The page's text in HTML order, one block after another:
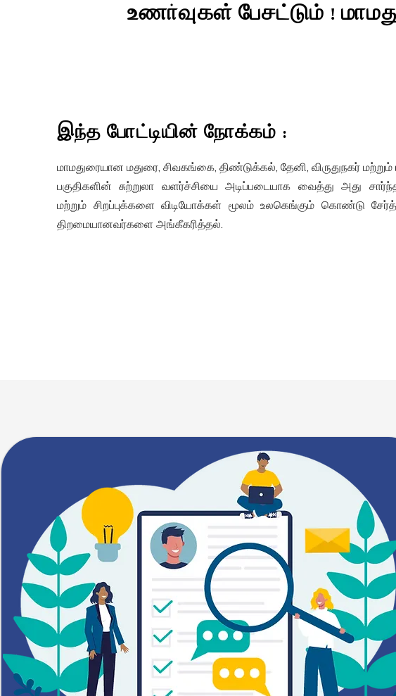
உணர்வுகள் பேசட்டும் !
இந்த போட்டியின் நோக்கம் :
மாமதுரையான மதுரை, சிவகங்கை, திண்டுக்கல், தேனி, விருதுநகர் மற்றும்
பகுதிகளின் சுற்றுலா வளர்ச்சியை அடிப்படையாக வைத்து அது
மற்றும் சிறப்புக்களை விடியோக்கள் மூலம் உலகெங்கும் கொண்டு
திறமையானவர்களை அங்கீகரித்தல்.